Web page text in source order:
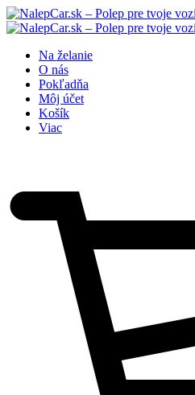
Na želanie
O nás
Pokľadňa
Môj účet
Košík
Viac